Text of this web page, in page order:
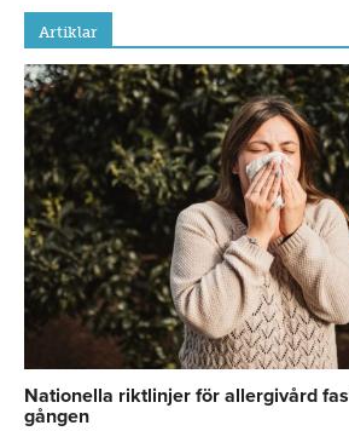
Artiklar
Nationella riktlinjer för allergivård
gången